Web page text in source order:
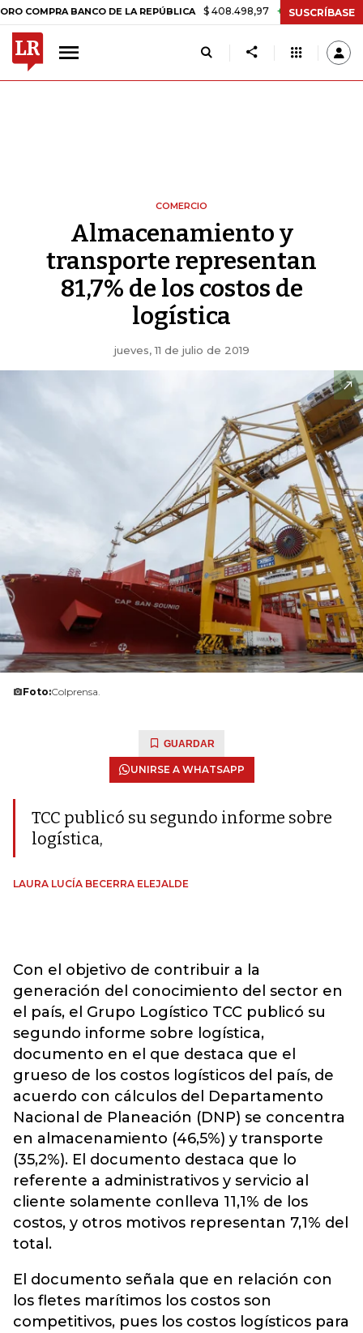
BANCO DE LA REPÚBLICA $ 408.498,97 +$ 8.753,81 +2,19%
SUSCRÍBASE
COMERCIO
Almacenamiento y
transporte representan
81,7% de los costos de
logística
jueves, 11 de julio de 2019
Foto:Colprensa.
GUARDAR
UNIRSE A WHATSAPP
TCC publicó su segundo informe sobre
logística,
LAURA LUCÍA BECERRA ELEJALDE
Con el objetivo de contribuir a la
generación del conocimiento del sector en
el país, el Grupo Logístico TCC publicó su
segundo informe sobre logística,
documento en el que destaca que el
grueso de los costos logísticos del país, de
acuerdo con cálculos del Departamento
Nacional de Planeación (DNP) se concentra
en almacenamiento (46,5%) y transporte
(35,2%). El documento destaca que lo
referente a administrativos y servicio al
cliente solamente conlleva 11,1% de los
costos, y otros motivos representan 7,1% del
total.
El documento señala que en relación con
los fletes marítimos los costos son
competitivos, pues los costos logísticos para